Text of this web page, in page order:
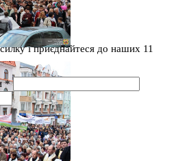
і приєднайтеся до наших 11
*